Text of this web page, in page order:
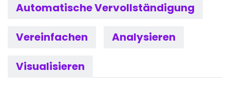
Automatische Vervollständigung
Vereinfachen Analysieren
Visualisieren